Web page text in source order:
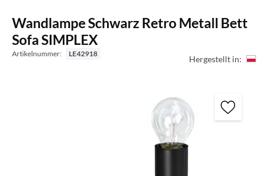
Wandlampe Schwarz Retro Metall Bett
Sofa SIMPLEX
Artikelnummer: LE42918 Hergestellt in: